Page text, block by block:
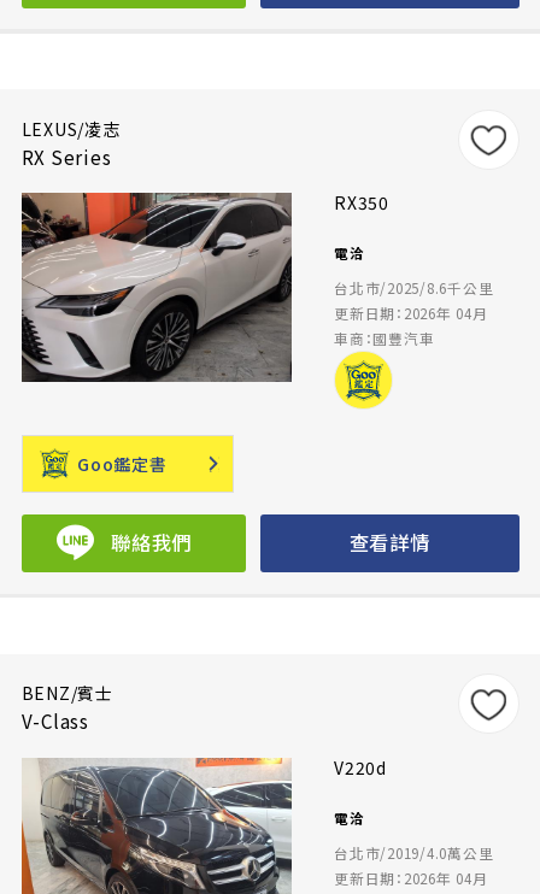
LEXUS/凌志
RX Series
RX350
電洽
台北市/2025/8.6千公里
更新日期：2026年 04月
車商：國豐汽車
Goo鑑定書
聯絡我們 查看詳情
BENZ/賓士
V-Class
V220d
電洽
台北市/2019/4.0萬公里
更新日期：2026年 04月